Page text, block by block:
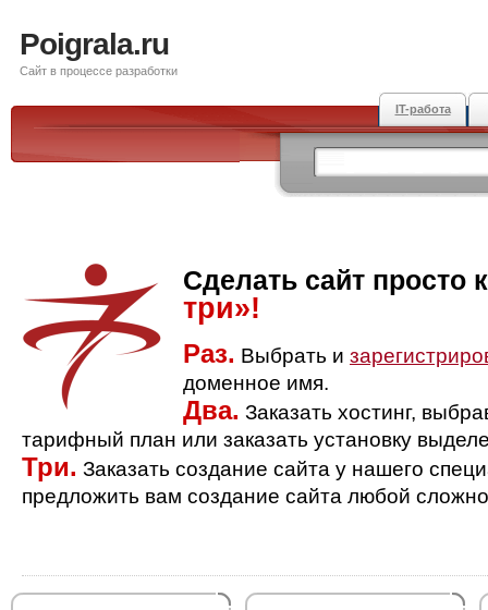
Poigrala.ru
Сайт в процессе разработки
IT-работа
Сделать сайт просто
три»!
Раз. Выбрать и
доменное имя.
Два. Заказать хостинг,
тарифный план или заказать установку
Три. Заказать создание сайта у нашего
предложить вам создание сайта любой